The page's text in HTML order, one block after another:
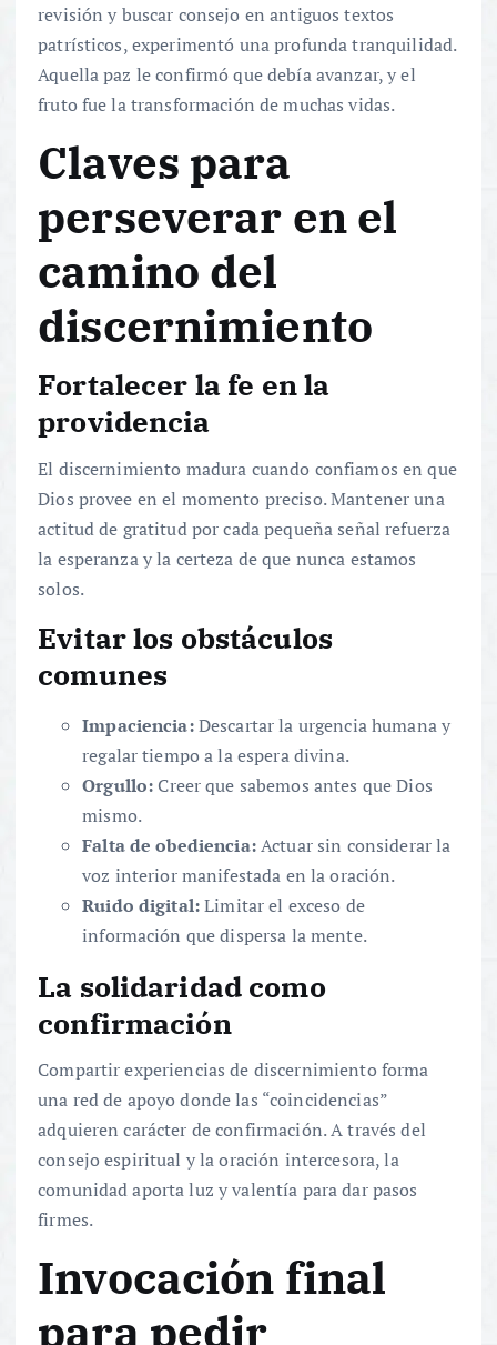
revisión y buscar consejo en antiguos textos
patrísticos, experimentó una profunda tranquilidad.
Aquella paz le confirmó que debía avanzar, y el
fruto fue la transformación de muchas vidas.
Claves para
perseverar en el
camino del
discernimiento
Fortalecer la fe en la
providencia
El discernimiento madura cuando confiamos en que
Dios provee en el momento preciso. Mantener una
actitud de gratitud por cada pequeña señal refuerza
la esperanza y la certeza de que nunca estamos
solos.
Evitar los obstáculos
comunes
Impaciencia:Descartar la urgencia humana y
regalar tiempo a la espera divina.
Orgullo: Creer que sabemos antes que Dios
mismo.
Falta de obediencia:Actuar sin considerar la
voz interior manifestada en la oración.
Ruido digital:Limitar el exceso de
información que dispersa la mente.
La solidaridad como
confirmación
Compartir experiencias de discernimiento forma
una red de apoyo donde las “coincidencias”
adquieren carácter de confirmación. A través del
consejo espiritual y la oración intercesora, la
comunidad aporta luz y valentía para dar pasos
firmes.
Invocación final
para pedir